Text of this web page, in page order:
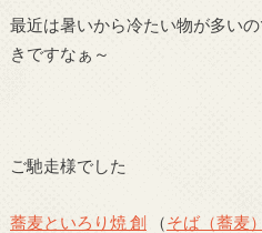
最近は暑いから冷たい物が多い
きですなぁ～
ご馳走様でした
蕎麦といろり焼 創 （そば（蕎麦）